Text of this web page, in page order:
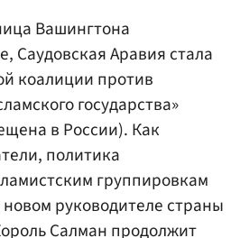
Вашингтона
Саудовская Аравия стала
коалиции против
государства»
в России). Как
политика
группировкам
руководителе страны
Салман продолжит